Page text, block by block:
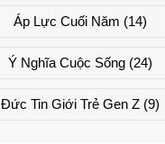
Áp Lực Cuối Năm (14)
Ý Nghĩa Cuộc Sống(24)
Đức Tin Giới Trẻ Gen Z(9)